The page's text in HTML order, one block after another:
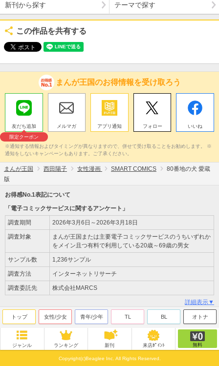
新刊から探す テーマで探す
この作品を共有する
まんが王国のお得情報を受け取ろう
友だち追加
限定クーポン
メルマガ アプリ通知 フォロー いいね
※通知する情報およびタイミングが異なりますので、併せて受け取ることをお勧めします。 ※
通知をしないキャンペーンもあります。ご了承ください。
まんが王国 西田陽子 女性漫画 SMART COMICS
80番地の犬 愛蔵
版
お得感No.1表記について
「電子コミックサービスに関するアンケート」
調査期間 2026年3月6日～2026年3月18日
調査対象
まんが王国または主要電子コミックサービスのうちいずれか
をメイン且つ有料で利用している20歳～69歳の男女
サンプル数 1,236サンプル
調査方法 インターネットリサーチ
調査委託先 株式会社MARCS
詳細表示▼
トップ 女性/少女 青年/少年 TL BL オトナ
ジャンル ランキング 新刊 来店ﾎﾟｲﾝﾄ 無料
Copyright(c)Beaglee Inc. All Rights Reserved.